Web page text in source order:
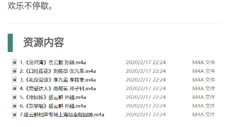
欢乐不停歇。
资源内容